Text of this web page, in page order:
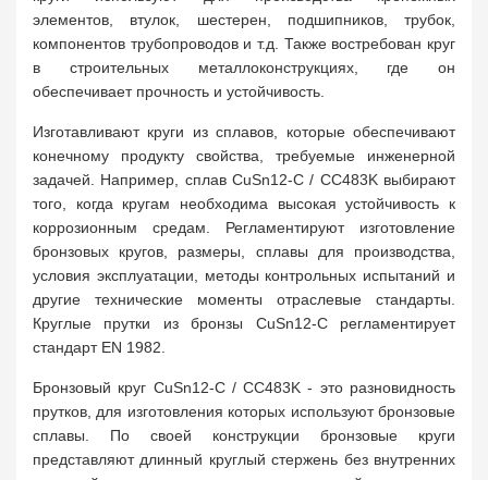
элементов, втулок, шестерен, подшипников, трубок,
компонентов трубопроводов и т.д. Также востребован круг
в строительных металлоконструкциях, где он
обеспечивает прочность и устойчивость.
Изготавливают круги из сплавов, которые обеспечивают
конечному продукту свойства, требуемые инженерной
задачей. Например, сплав CuSn12-C / CC483K выбирают
того, когда кругам необходима высокая устойчивость к
коррозионным средам. Регламентируют изготовление
бронзовых кругов, размеры, сплавы для производства,
условия эксплуатации, методы контрольных испытаний и
другие технические моменты отраслевые стандарты.
Круглые прутки из бронзы CuSn12-C регламентирует
стандарт EN 1982.
Бронзовый круг CuSn12-C / CC483K - это разновидность
прутков, для изготовления которых используют бронзовые
сплавы. По своей конструкции бронзовые круги
представляют длинный круглый стержень без внутренних